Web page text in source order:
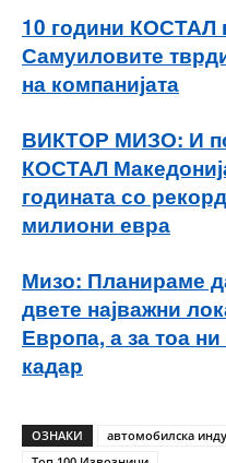
10 години КОСТАЛ
Самуиловите
на компанијата
ВИКТОР МИЗО: И
КОСТАЛ
годината со
милиони евра
Мизо: Планираме
двете најважни
Европа, а за тоа
кадар
ОЗНАКИ автомобилска